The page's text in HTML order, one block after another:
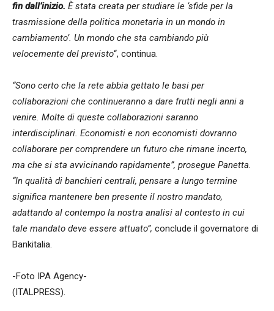
fin dall’inizio. È stata creata per studiare le ‘sfide per la
trasmissione della politica monetaria in un mondo in
cambiamento’. Un mondo che sta cambiando più
velocemente del previsto“, continua.
“Sono certo che la rete abbia gettato le basi per
collaborazioni che continueranno a dare frutti negli anni a
venire. Molte di queste collaborazioni saranno
interdisciplinari. Economisti e non economisti dovranno
collaborare per comprendere un futuro che rimane incerto,
ma che si sta avvicinando rapidamente”, prosegue Panetta.
“In qualità di banchieri centrali, pensare a lungo termine
significa mantenere ben presente il nostro mandato,
adattando al contempo la nostra analisi al contesto in cui
tale mandato deve essere attuato”, conclude il governatore di
Bankitalia.
-Foto IPA Agency-
(ITALPRESS).